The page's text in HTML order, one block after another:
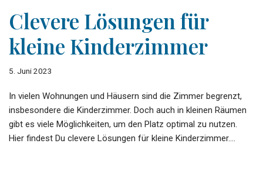
Clevere Lösungen für
kleine Kinderzimmer
5. Juni 2023
In vielen Wohnungen und Häusern sind die Zimmer begrenzt,
insbesondere die Kinderzimmer. Doch auch in kleinen Räumen
gibt es viele Möglichkeiten, um den Platz optimal zu nutzen.
Hier findest Du clevere Lösungen für kleine Kinderzimmer.…